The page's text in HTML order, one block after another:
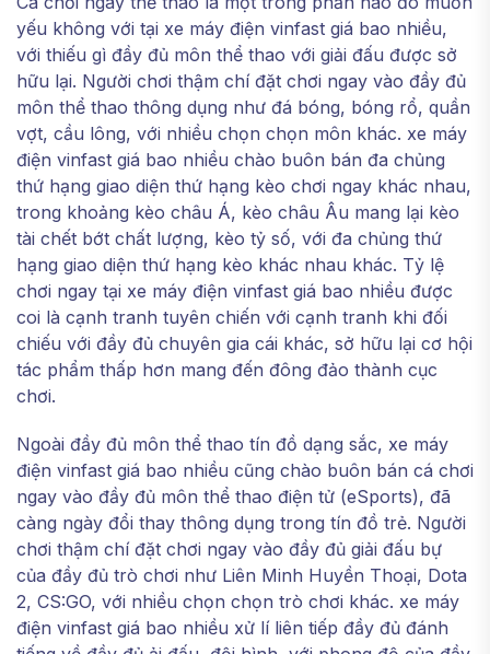
yếu không với tại xe máy điện vinfast giá bao nhiều,
với thiếu gì đầy đủ môn thể thao với giải đấu được sở
hữu lại. Người chơi thậm chí đặt chơi ngay vào đầy đủ
môn thể thao thông dụng như đá bóng, bóng rổ, quần
vợt, cầu lông, với nhiều chọn chọn môn khác. xe máy
điện vinfast giá bao nhiều chào buôn bán đa chủng
thứ hạng giao diện thứ hạng kèo chơi ngay khác nhau,
trong khoảng kèo châu Á, kèo châu Âu mang lại kèo
tài chết bớt chất lượng, kèo tỷ số, với đa chủng thứ
hạng giao diện thứ hạng kèo khác nhau khác. Tỷ lệ
chơi ngay tại xe máy điện vinfast giá bao nhiều được
coi là cạnh tranh tuyên chiến với cạnh tranh khi đối
chiếu với đầy đủ chuyên gia cái khác, sở hữu lại cơ hội
tác phẩm thấp hơn mang đến đông đảo thành cục
chơi.
Ngoài đầy đủ môn thể thao tín đồ dạng sắc, xe máy
điện vinfast giá bao nhiều cũng chào buôn bán cá chơi
ngay vào đầy đủ môn thể thao điện tử (eSports), đã
càng ngày đổi thay thông dụng trong tín đồ trẻ. Người
chơi thậm chí đặt chơi ngay vào đầy đủ giải đấu bự
của đầy đủ trò chơi như Liên Minh Huyền Thoại, Dota
2, CS:GO, với nhiều chọn chọn trò chơi khác. xe máy
điện vinfast giá bao nhiều xử lí liên tiếp đầy đủ đánh